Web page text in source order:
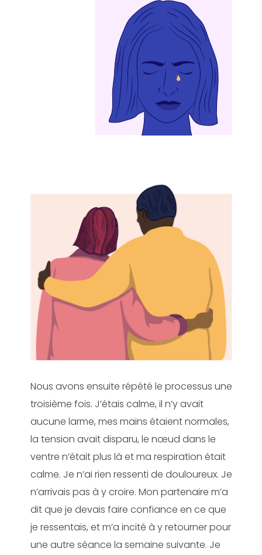
Nous avons ensuite répété le processus une
troisième fois. J’étais calme, il n’y avait
aucune larme, mes mains étaient normales,
la tension avait disparu, le nœud dans le
ventre n’était plus là et ma respiration était
calme. Je n’ai rien ressenti de douloureux. Je
n’arrivais pas à y croire. Mon partenaire m’a
dit que je devais faire confiance en ce que
je ressentais, et m’a incité à y retourner pour
une autre séance la semaine suivante. Je